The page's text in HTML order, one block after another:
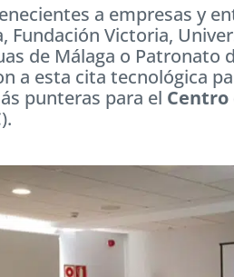
a empresas y
Fundación Victoria,
de Málaga o Patronato
a esta cita tecnológica
punteras para el